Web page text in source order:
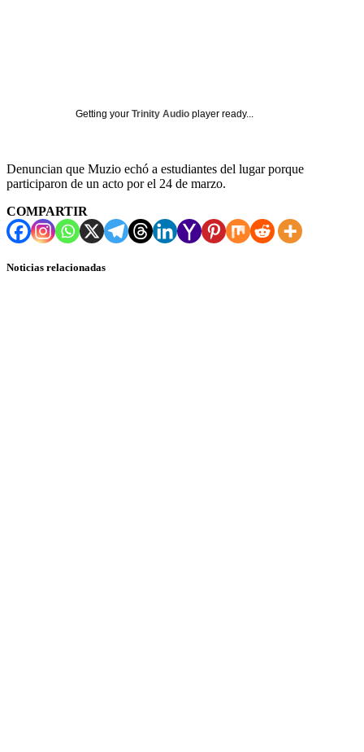
Getting your Trinity Audio player ready...
Denuncian que Muzio echó a estudiantes del lugar porque
participaron de un acto por el 24 de marzo.
COMPARTIR
Noticias relacionadas